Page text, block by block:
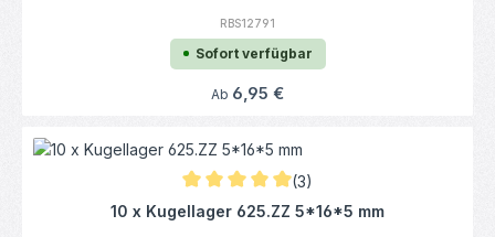
RBS12791
Sofort verfügbar
Regulärer Preis:
Ab 6,95 €
Durchschnittliche Bewertung von 5 von 5
(3)
10 x Kugellager 625.ZZ 5*16*5 mm